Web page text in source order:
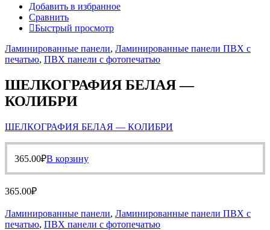
Добавить в избранное
Сравнить
Быстрый просмотр
Ламинированные панели, Ламинированные панели ПВХ с
печатью, ПВХ панели с фотопечатью
ШЕЛКОГРАФИЯ БЕЛАЯ —
КОЛИБРИ
ШЕЛКОГРАФИЯ БЕЛАЯ — КОЛИБРИ
365.00₽В корзину
365.00₽
Ламинированные панели, Ламинированные панели ПВХ с
печатью, ПВХ панели с фотопечатью